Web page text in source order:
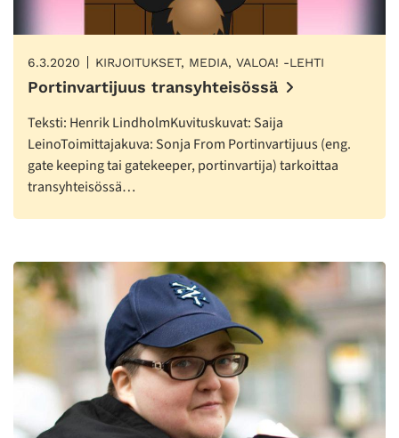
6.3.2020 KIRJOITUKSET, MEDIA, VALOA! -LEHTI
Portinvartijuus transyhteisössä
Teksti: Henrik LindholmKuvituskuvat: Saija
LeinoToimittajakuva: Sonja From Portinvartijuus (eng.
gate keeping tai gatekeeper, portinvartija) tarkoittaa
transyhteisössä…